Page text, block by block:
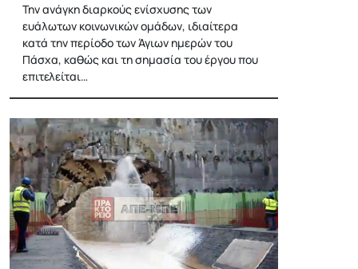
Την ανάγκη διαρκούς ενίσχυσης των
ευάλωτων κοινωνικών ομάδων, ιδιαίτερα
κατά την περίοδο των Άγιων ημερών του
Πάσχα, καθώς και τη σημασία του έργου που
επιτελείται…